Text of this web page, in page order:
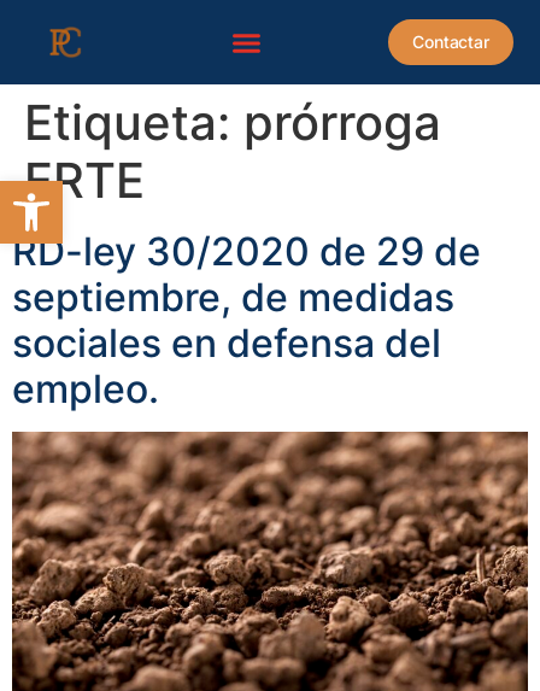
Abrir barra de herramientas
Contactar
Etiqueta: prórroga
ERTE
RD-ley 30/2020 de 29 de
septiembre, de medidas
sociales en defensa del
empleo.